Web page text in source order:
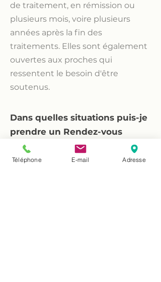
de traitement, en rémission ou
plusieurs mois, voire plusieurs
années après la fin des
traitements. Elles sont également
ouvertes aux proches qui
ressentent le besoin d'être
soutenus.
Dans quelles situations puis-je
prendre un Rendez-vous
Ressource ?
Vous pouvez prendre rendez-vous
Téléphone E-mail Adresse